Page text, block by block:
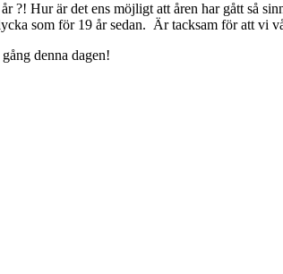
Hur är det ens möjligt att åren har gått så
som för 19 år sedan. Är tacksam för att vi
denna dagen!